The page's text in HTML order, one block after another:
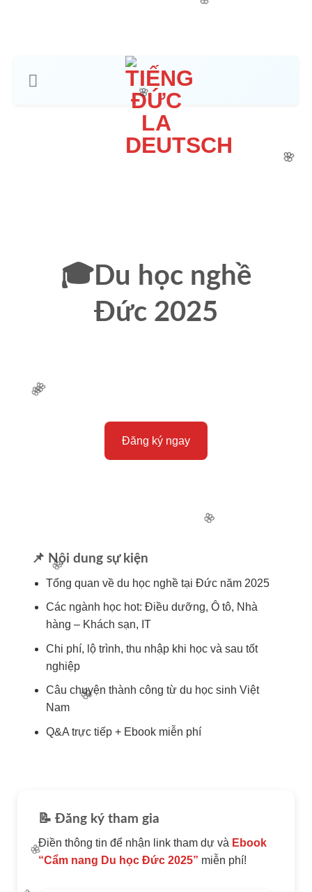
🌸
🌸
🌸
🎓Du học nghề
Đức 2025
Đăng ký ngay
📌 Nội dung sự kiện
Tổng quan về du học nghề tại Đức năm 2025
Các ngành học hot: Điều dưỡng, Ô tô, Nhà
hàng – Khách sạn, IT
Chi phí, lộ trình, thu nhập khi học và sau tốt
nghiệp
Câu chuyện thành công từ du học sinh Việt
Nam
Q&A trực tiếp + Ebook miễn phí
📝 Đăng ký tham gia
Điền thông tin để nhận link tham dự và Ebook
“Cẩm nang Du học Đức 2025” miễn phí!